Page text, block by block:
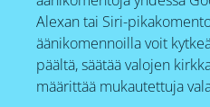
Alexan tai Siri-
äänikomennoilla voit
päältä, säätää valojen
määrittää mukautettuja